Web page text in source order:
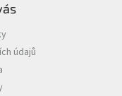
údajů